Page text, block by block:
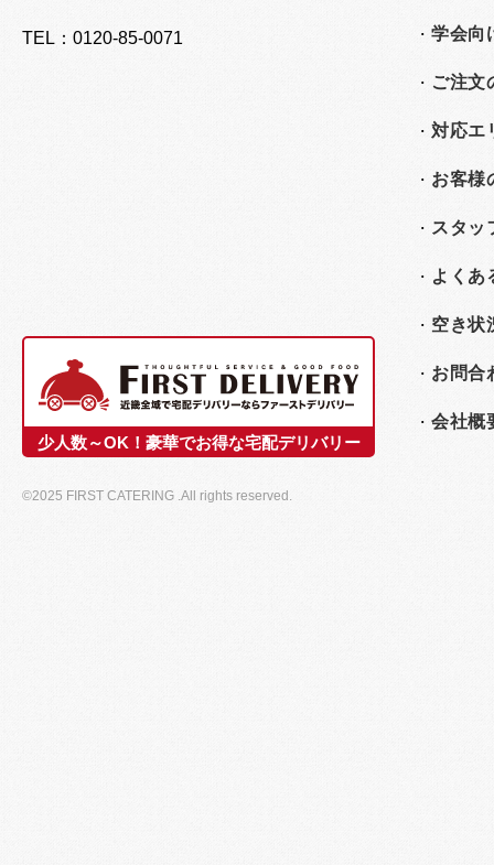
TEL：0120-85-0071
少人数～OK！豪華でお得な宅配デリバリー
©2025 FIRST CATERING .All rights reserved.
学会向
ご注文
対応エ
お客様
スタッ
よくあ
空き状
お問合
会社概